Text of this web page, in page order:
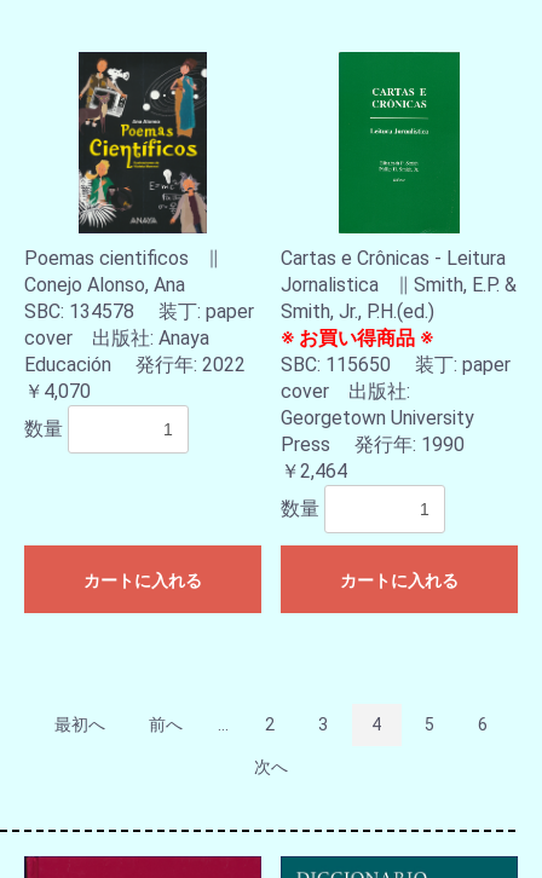
Poemas cientificos ∥
Conejo Alonso, Ana
SBC: 134578 装丁: paper
cover 出版社: Anaya
Educación 発行年: 2022
￥4,070
数量
カートに入れる
Cartas e Crônicas - Leitura
Jornalistica ∥ Smith, E.P. &
Smith, Jr., P.H.(ed.)
※ お買い得商品 ※
SBC: 115650 装丁: paper
cover 出版社:
Georgetown University
Press 発行年: 1990
￥2,464
数量
カートに入れる
最初へ 前へ 2 3 4 5 6
次へ